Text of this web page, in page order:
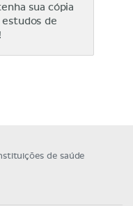
sua cópia
de
de saúde